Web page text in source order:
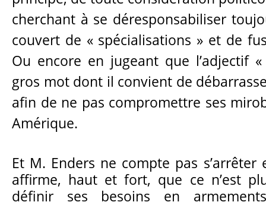
cherchant à se déresponsabiliser
couvert de « spécialisations » et de
Ou encore en jugeant que l’adjectif
gros mot dont il convient de
afin de ne pas compromettre ses
Amérique.
Et M. Enders ne compte pas
affirme, haut et fort, que ce n’est
définir ses besoins en